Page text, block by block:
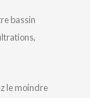
bassin
le moindre